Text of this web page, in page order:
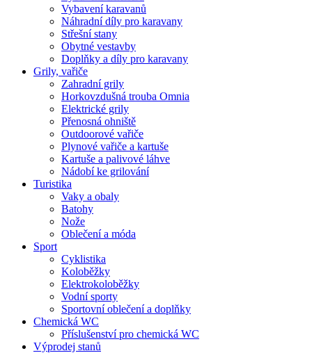
Vybavení karavanů
Náhradní díly pro karavany
Střešní stany
Obytné vestavby
Doplňky a díly pro karavany
Grily, vařiče
Zahradní grily
Horkovzdušná trouba Omnia
Elektrické grily
Přenosná ohniště
Outdoorové vařiče
Plynové vařiče a kartuše
Kartuše a palivové láhve
Nádobí ke grilování
Turistika
Vaky a obaly
Batohy
Nože
Oblečení a móda
Sport
Cyklistika
Koloběžky
Elektrokoloběžky
Vodní sporty
Sportovní oblečení a doplňky
Chemická WC
Příslušenství pro chemická WC
Výprodej stanů